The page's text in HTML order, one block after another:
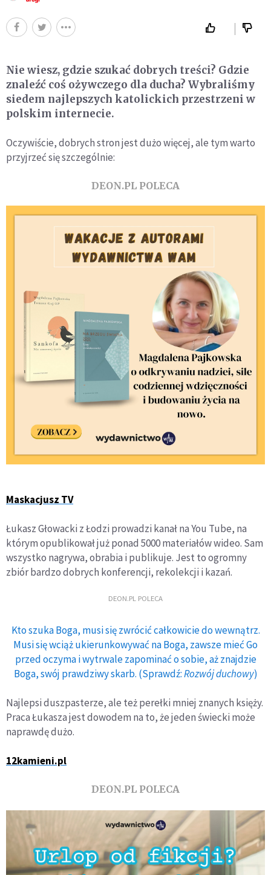
Nie wiesz, gdzie szukać dobrych treści? Gdzie
znaleźć coś ożywczego dla ducha? Wybraliśmy
siedem najlepszych katolickich przestrzeni w
polskim internecie.
Oczywiście, dobrych stron jest dużo więcej, ale tym warto
przyjrzeć się szczególnie:
DEON.PL POLECA
Maskacjusz TV
Łukasz Głowacki z Łodzi prowadzi kanał na You Tube, na
którym opublikował już ponad 5000 materiałów wideo. Sam
wszystko nagrywa, obrabia i publikuje. Jest to ogromny
zbiór bardzo dobrych konferencji, rekolekcji i kazań.
DEON.PL POLECA
Kto szuka Boga, musi się zwrócić całkowicie do wewnątrz.
Musi się wciąż ukierunkowywać na Boga, zawsze mieć Go
przed oczyma i wytrwale zapominać o sobie, aż znajdzie
Boga, swój prawdziwy skarb. (Sprawdź:Rozwój duchowy)
Najlepsi duszpasterze, ale też perełki mniej znanych księży.
Praca Łukasza jest dowodem na to, że jeden świecki może
naprawdę dużo.
12kamieni.pl
DEON.PL POLECA